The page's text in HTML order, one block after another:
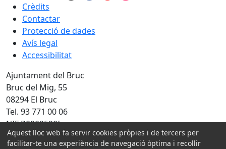
Crèdits
Contactar
Protecció de dades
Avís legal
Accessibilitat
Ajuntament del Bruc
Bruc del Mig, 55
08294 El Bruc
Tel. 93 771 00 06
NIF P0802500I
Amb la col·laboració de:
Aquest lloc web fa servir cookies pròpies i de tercers per
facilitar-te una experiència de navegació òptima i recollir